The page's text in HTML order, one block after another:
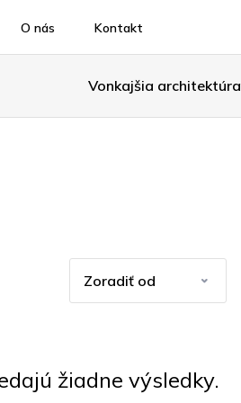
O nás Kontakt
Vonkajšia architektúra
žiadne výsledky.